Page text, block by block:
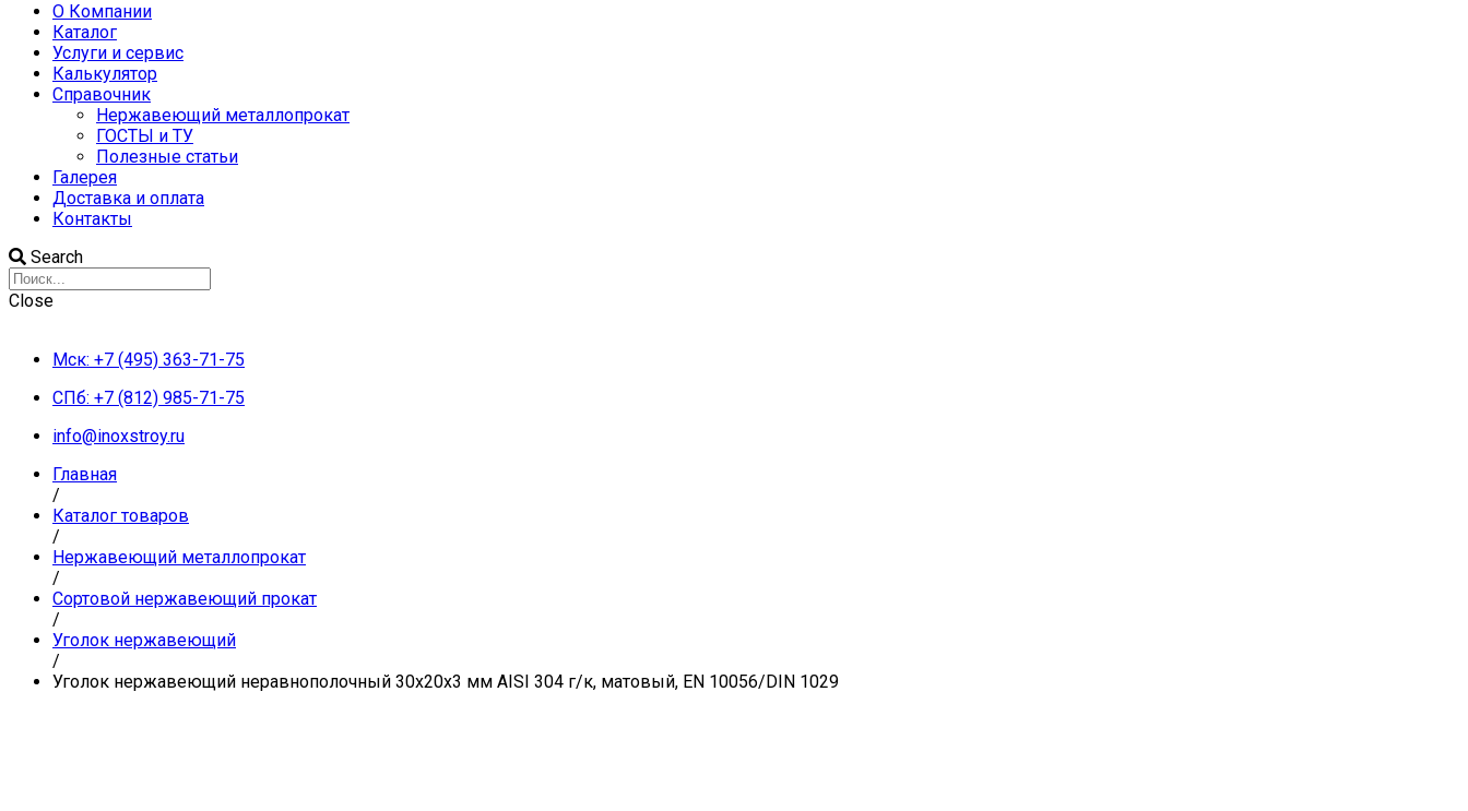
О Компании
Каталог
Услуги и сервис
Калькулятор
Справочник
Нержавеющий металлопрокат
ГОСТЫ и ТУ
Полезные статьи
Галерея
Доставка и оплата
Контакты
Search
Close
Мск: +7 (495) 363-71-75
СПб: +7 (812) 985-71-75
info@inoxstroy.ru
Главная
/
Каталог товаров
/
Нержавеющий металлопрокат
/
Сортовой нержавеющий прокат
/
Уголок нержавеющий
/
Уголок нержавеющий неравнополочный 30х20х3 мм AISI 304 г/к, матовый, EN 10056/DIN 1029